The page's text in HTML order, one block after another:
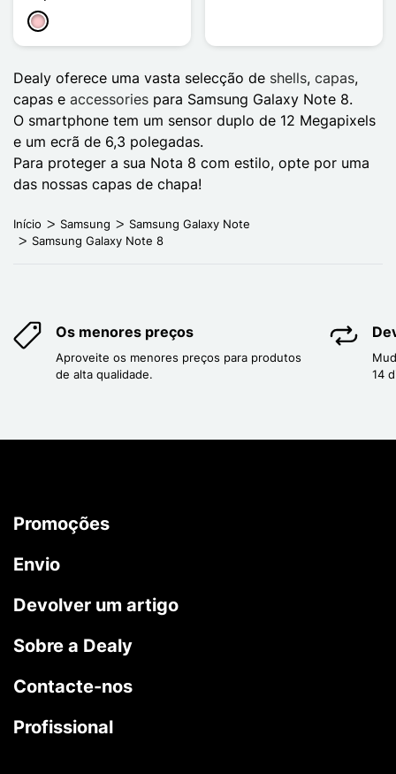
Rosa
Dealy oferece uma vasta selecção de shells, capas,
capas e accessories para Samsung Galaxy Note 8.
O smartphone tem um sensor duplo de 12 Megapixels
e um ecrã de 6,3 polegadas.
Para proteger a sua Nota 8 com estilo, opte por uma
das nossas capas de chapa!
Início Samsung
Samsung Galaxy Note
Samsung Galaxy Note 8
Os menores preços
Aproveite os menores preços para produtos
de alta qualidade.
14
Promoções
Envio
Devolver um artigo
Sobre a Dealy
Contacte-nos
Profissional